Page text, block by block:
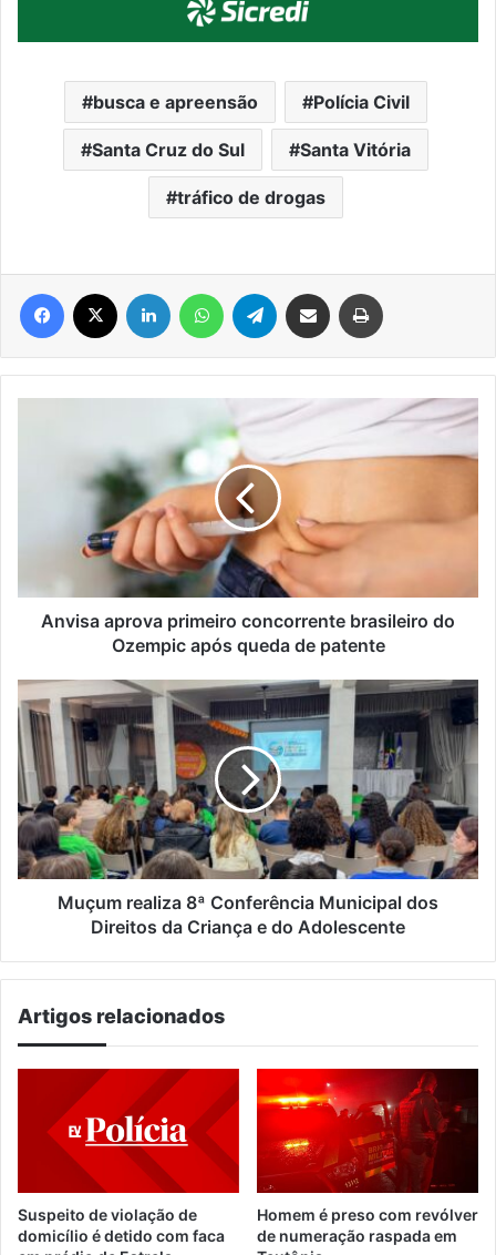
busca e apreensão Polícia Civil
Santa Cruz do Sul Santa Vitória
tráfico de drogas
Facebook Linkedin WhatsAppTelegram Compartilhar via e-mail
concorrente
Ozempic
queda
Anvisa aprova primeiro concorrente brasileiro do
Ozempic após queda de patente
Muçum
realiza
8ª
Conferência
Municipal
dos
Direitos
da
Criança
Muçum realiza 8ª Conferência Municipal dos
Direitos da Criança e do Adolescente
Artigos relacionados
Suspeito de violação de
domicílio é detido com faca
Homem é preso com revólver
de numeração raspada em